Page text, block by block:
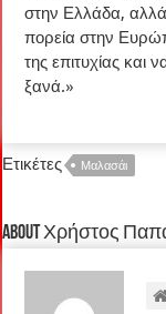
στην Ελλάδα,
πορεία στην
της επιτυχίας και
ξανά.»
Ετικέτες Μαλασάι
About Χρήστος